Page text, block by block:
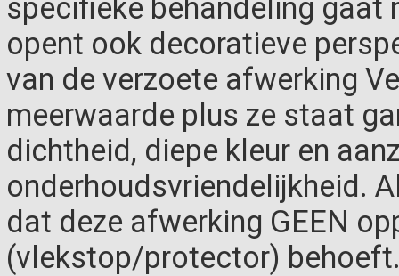
specifieke behandeling gaat
opent ook decoratieve
van de verzoete afwerking
meerwaarde plus ze staat
dichtheid, diepe kleur en
onderhoudsvriendelijkheid.
dat deze afwerking GEEN
(vlekstop/protector)